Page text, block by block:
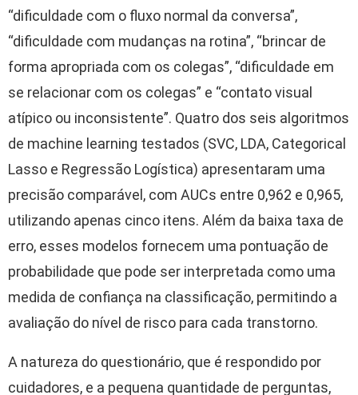
“dificuldade com o fluxo normal da conversa”,
“dificuldade com mudanças na rotina”, “brincar de
forma apropriada com os colegas”, “dificuldade em
se relacionar com os colegas” e “contato visual
atípico ou inconsistente”. Quatro dos seis algoritmos
de machine learning testados (SVC, LDA, Categorical
Lasso e Regressão Logística) apresentaram uma
precisão comparável, com AUCs entre 0,962 e 0,965,
utilizando apenas cinco itens. Além da baixa taxa de
erro, esses modelos fornecem uma pontuação de
probabilidade que pode ser interpretada como uma
medida de confiança na classificação, permitindo a
avaliação do nível de risco para cada transtorno.
A natureza do questionário, que é respondido por
cuidadores, e a pequena quantidade de perguntas,